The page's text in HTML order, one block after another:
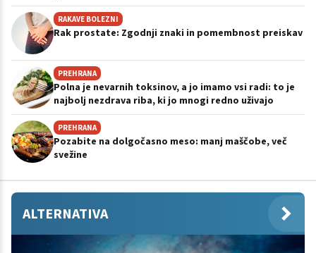
RAKAVE BOLEZNI
Rak prostate: Zgodnji znaki in pomembnost preiskav
PREHRANA
Polna je nevarnih toksinov, a jo imamo vsi radi: to je
najbolj nezdrava riba, ki jo mnogi redno uživajo
PREHRANA
Pozabite na dolgočasno meso: manj maščobe, več
svežine
ALTERNATIVA